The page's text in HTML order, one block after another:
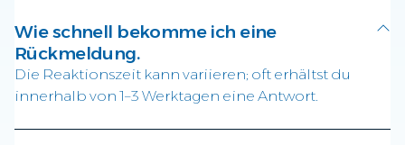
Wie schnell bekomme ich eine
Rückmeldung.
Die Reaktionszeit kann variieren; oft erhältst du
innerhalb von 1–3 Werktagen eine Antwort.